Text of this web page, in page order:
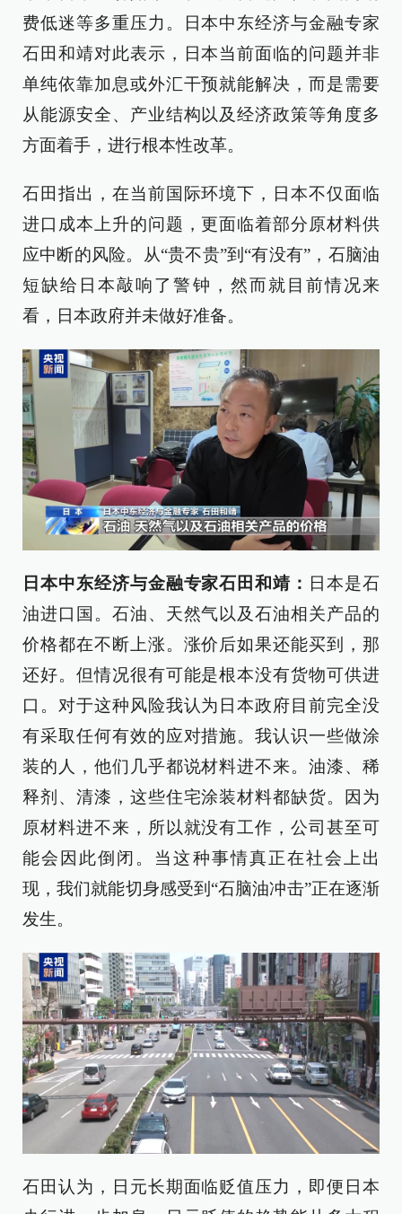
费低迷等多重压力。日本中东经济与金融专家
石田和靖对此表示，日本当前面临的问题并非
单纯依靠加息或外汇干预就能解决，而是需要
从能源安全、产业结构以及经济政策等角度多
方面着手，进行根本性改革。
石田指出，在当前国际环境下，日本不仅面临
进口成本上升的问题，更面临着部分原材料供
应中断的风险。从“贵不贵”到“有没有”，石脑油
短缺给日本敲响了警钟，然而就目前情况来
看，日本政府并未做好准备。
日本中东经济与金融专家石田和靖： 日本是石
油进口国。石油、天然气以及石油相关产品的
价格都在不断上涨。涨价后如果还能买到，那
还好。但情况很有可能是根本没有货物可供进
口。对于这种风险我认为日本政府目前完全没
有采取任何有效的应对措施。我认识一些做涂
装的人，他们几乎都说材料进不来。油漆、稀
释剂、清漆，这些住宅涂装材料都缺货。因为
原材料进不来，所以就没有工作，公司甚至可
能会因此倒闭。当这种事情真正在社会上出
现，我们就能切身感受到“石脑油冲击”正在逐渐
发生。
石田认为，日元长期面临贬值压力，即便日本